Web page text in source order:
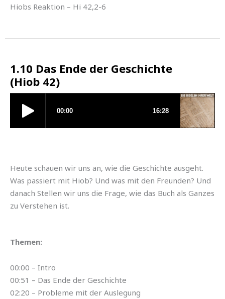
Hiobs Reaktion – Hi 42,2-6
1.10 Das Ende der Geschichte
(Hiob 42)
Heute schauen wir uns an, wie die Geschichte ausgeht.
Was passiert mit Hiob? Und was mit den Freunden? Und
danach Stellen wir uns die Frage, wie das Buch als Ganzes
zu Verstehen ist.
Themen:
00:00 – Intro
00:51 – Das Ende der Geschichte
02:20 – Probleme mit der Auslegung